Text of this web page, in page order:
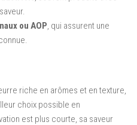
ou AOP, qui assurent une
riche en arômes et en texture,
choix possible en
est plus courte, sa saveur